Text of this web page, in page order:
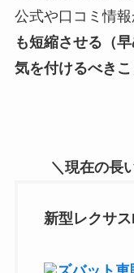
公式や口コミ情
も短縮させる（
気を付けるべきこ
＼現在の長
新型レクサ